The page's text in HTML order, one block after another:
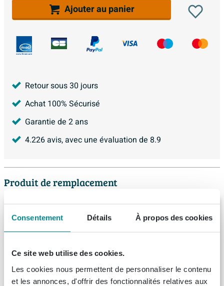
Consentement Détails À propos des cookies
Ce site web utilise des cookies.
Les cookies nous permettent de personnaliser le contenu
et les annonces, d'offrir des fonctionnalités relatives aux
Ajouter au panier
Retour sous 30 jours
Achat 100% Sécurisé
Garantie de 2 ans
4.226avis, avec une évaluation de 8.9
Produit de remplacement
40x22x54.5cm - fontaine mat noir - sans
trop-plein - chêne naturel
288,15